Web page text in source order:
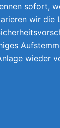
sofort,
wir die
wieder